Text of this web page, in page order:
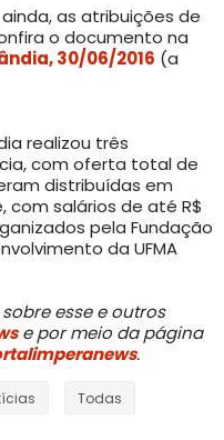
as atribuições de
o documento na
30/06/2016 (a
realizou três
com oferta total de
distribuídas em
com salários de até R$
pela Fundação
da UFMA
esse e outros
e por meio da página
.
Todas